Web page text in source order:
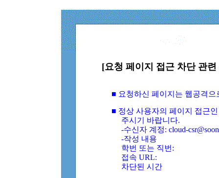
[요청 페이지 접근 차단 관
■ 요청하신 페이지는 웹공격
■ 정상 사용자의 페이지 접근
주시기 바랍니다.
-수신자 계정: cloud-
-작성 내용
학번 또는 직번:
접속 URL:
차단된 시간